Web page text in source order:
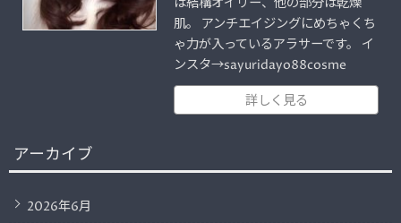
肌。 アンチエイジングにめちゃくち
ゃ力が入っているアラサーです。 イ
ンスタ→sayuridayo88cosme
詳しく見る
アーカイブ
2026年6月